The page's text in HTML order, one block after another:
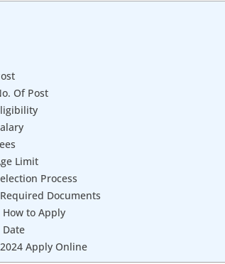
Of Post
Limit
Process
Documents
to Apply
Date
Apply Online